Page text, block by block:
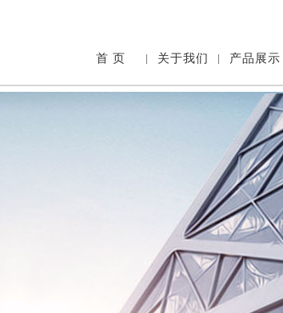
首 页 | 关于我们 | 产品展示